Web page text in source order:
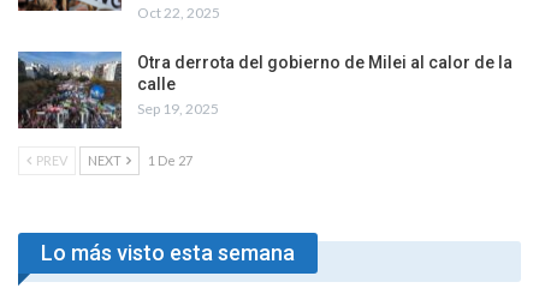
Oct 22, 2025
Otra derrota del gobierno de Milei al calor de la
calle
Sep 19, 2025
PREV NEXT 1 De 27
Lo más visto esta semana